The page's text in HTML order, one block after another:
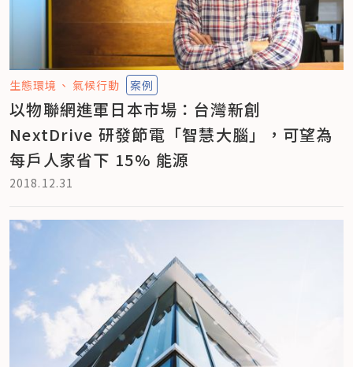
生態環境 氣候行動 案例
以物聯網進軍日本市場：台灣新創
NextDrive 研發節電「智慧大腦」，可望為
每戶人家省下 15% 能源
2018.12.31